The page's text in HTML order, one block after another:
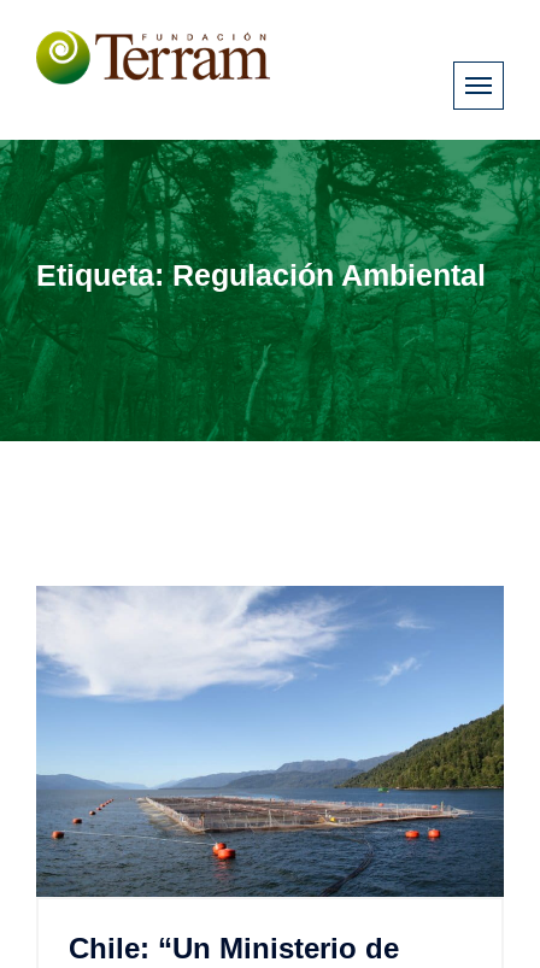
Etiqueta:Regulación Ambiental
Chile: “Un Ministerio de